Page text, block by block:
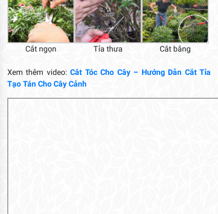
Cắt ngọn Tỉa thưa Cắt bằng
Xem thêm video:Cắt Tóc Cho Cây – Hướng Dẫn Cắt Tỉa
Tạo Tán Cho Cây Cảnh